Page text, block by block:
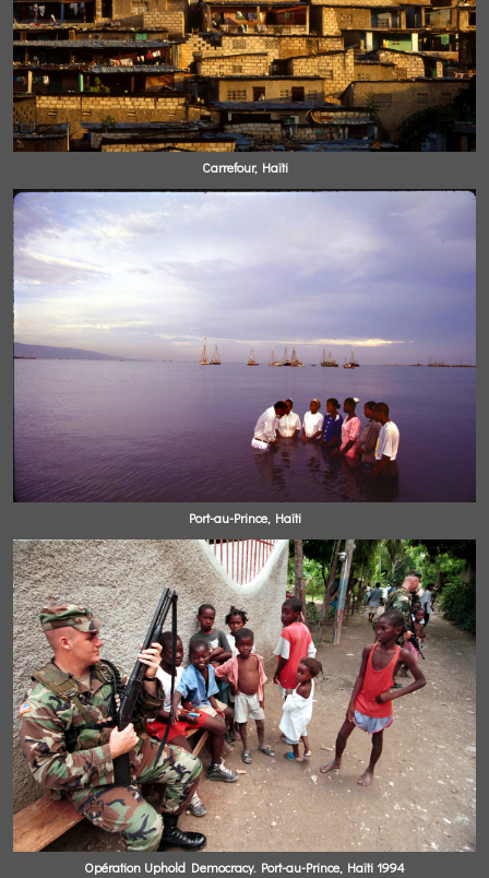
Carrefour, Haïti
Port-au-Prince, Haïti
Opération Uphold Democracy. Port-au-Prince, Haïti 1994